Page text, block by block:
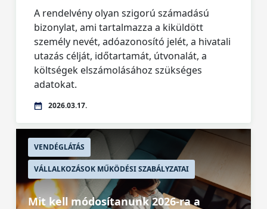
A rendelvény olyan szigorú számadású
bizonylat, ami tartalmazza a kiküldött
személy nevét, adóazonosító jelét, a hivatali
utazás célját, időtartamát, útvonalát, a
költségek elszámolásához szükséges
adatokat.
2026.03.17.
VENDÉGLÁTÁS
VÁLLALKOZÁSOK MŰKÖDÉSI SZABÁLYZATAI
Mit kell módosítanunk 2026-ra a